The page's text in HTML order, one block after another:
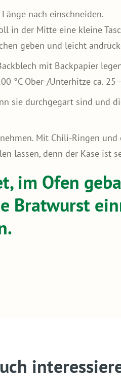
nach einschneiden.
in der Mitte eine kleine
geben und leicht
mit Backpapier
°C Ober-/Unterhitze ca.
sie durchgegart sind und
Mit Chili-Ringen
lassen, denn der Käse ist
im Ofen
Bratwurst